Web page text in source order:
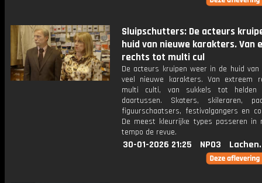
Sluipschutters: De acteurs
huid van nieuwe karakters. Van
rechts tot multi cul
De acteurs kruipen weer in de huid van
veel nieuwe karakters. Van extreem
multi culti, van sukkels tot helden
daartussen. Skaters, skileraren,
figuurschaatsers, festivalgangers en
De meest kleurrijke types passeren in
tempo de revue.
30-01-2026 21:25 NPO3